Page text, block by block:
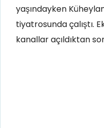
yaşındayken
tiyatrosunda çalıştı.
kanallar açıldıktan